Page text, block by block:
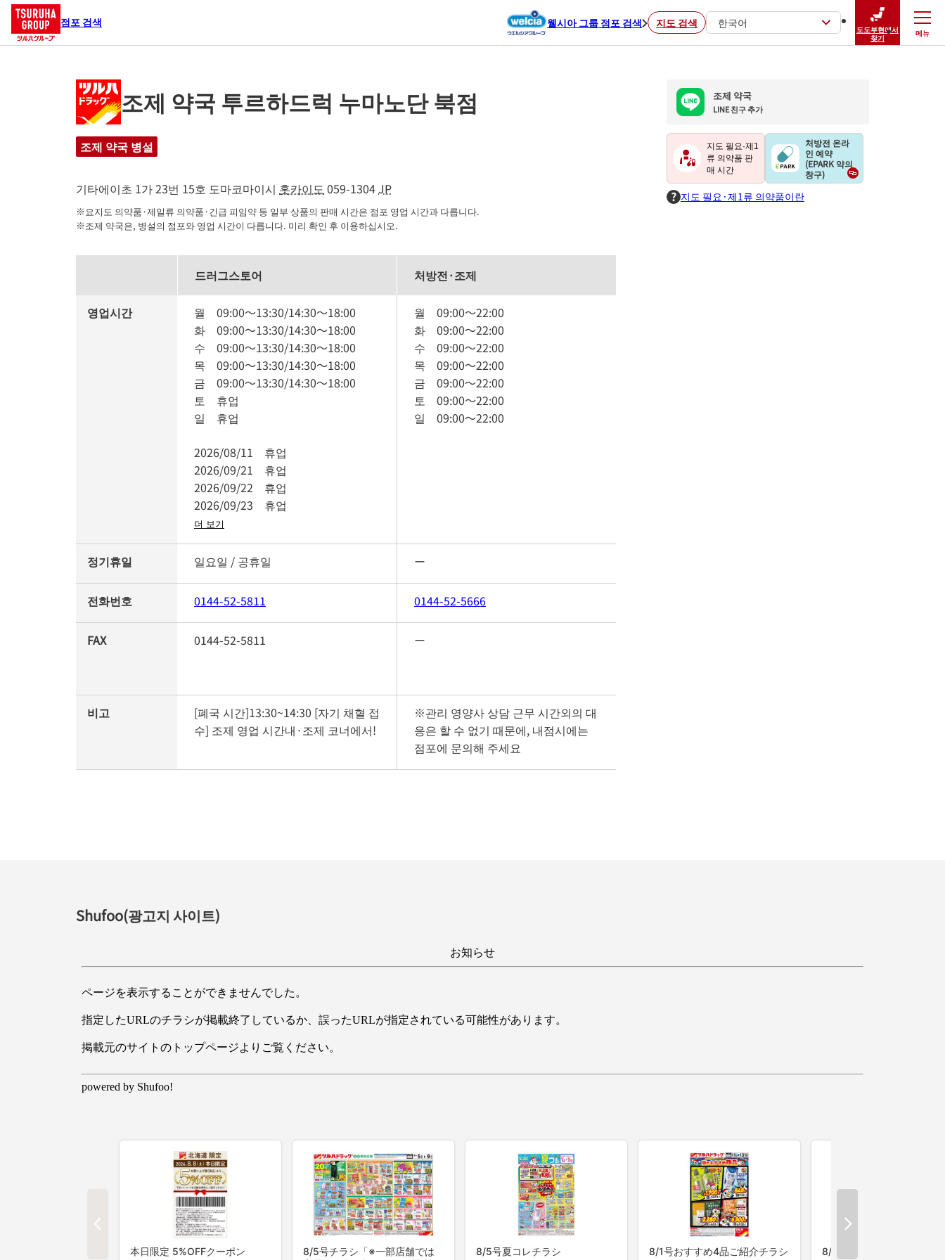
점포 검색 웰시아 그룹 점포 검색 지도 검색 한국어
도도부현에서
찾기
메뉴
닫기
조제 약국 투르하드럭 누마노단 북점
조제 약국 병설
기타에이초 1가 23번 15호 도마코마이시 홋카이도 059-1304JP
※요지도 의약품·제일류 의약품·긴급 피임약 등 일부 상품의 판매 시간은 점포 영업 시간과 다릅니다.
※조제 약국은, 병설의 점포와 영업 시간이 다릅니다. 미리 확인 후 이용하십시오.
조제 약국
LINE 친구 추가
지도 필요·제1
류 의약품 판
매 시간
처방전 온라
인 예약
(EPARK 약의
창구)
지도 필요·제1류 의약품이란
Shufoo(광고지 사이트)
드러그스토어 처방전·조제
영업시간 월 09:00～13:30/14:30～18:00
화 09:00～13:30/14:30～18:00
수 09:00～13:30/14:30～18:00
목 09:00～13:30/14:30～18:00
금 09:00～13:30/14:30～18:00
토 휴업
일 휴업
2026/08/11 휴업
2026/09/21 휴업
2026/09/22 휴업
2026/09/23 휴업
더 보기
월 09:00～22:00
화 09:00～22:00
수 09:00～22:00
목 09:00～22:00
금 09:00～22:00
토 09:00～22:00
일 09:00～22:00
정기휴일 일요일 / 공휴일 ー
전화번호 0144-52-5811 0144-52-5666
FAX 0144-52-5811 ー
비고
[폐국 시간]13:30~14:30 [자기 채혈 접
수] 조제 영업 시간내·조제 코너에서!
※관리 영양사 상담 근무 시간외의 대
응은 할 수 없기 때문에, 내점시에는
점포에 문의해 주세요